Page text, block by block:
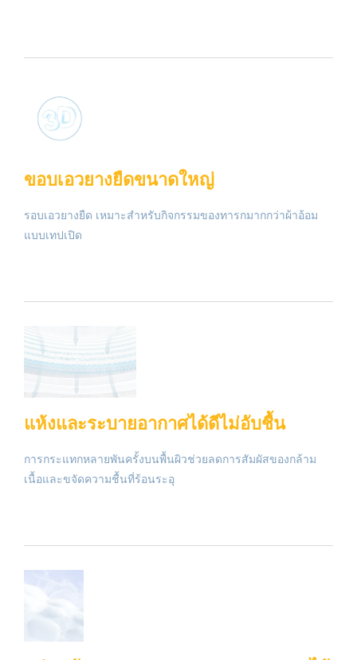
ขอบเอวยางยืดขนาดใหญ่
รอบเอวยางยืด เหมาะสำหรับกิจกรรมของทารกมากกว่าผ้าอ้อม
แบบเทปเปิด
แห้งและระบายอากาศได้ดีไม่อับชื้น
การกระแทกหลายพันครั้งบนพื้นผิวช่วยลดการสัมผัสของกล้าม
เนื้อและขจัดความชื้นที่ร้อนระอุ